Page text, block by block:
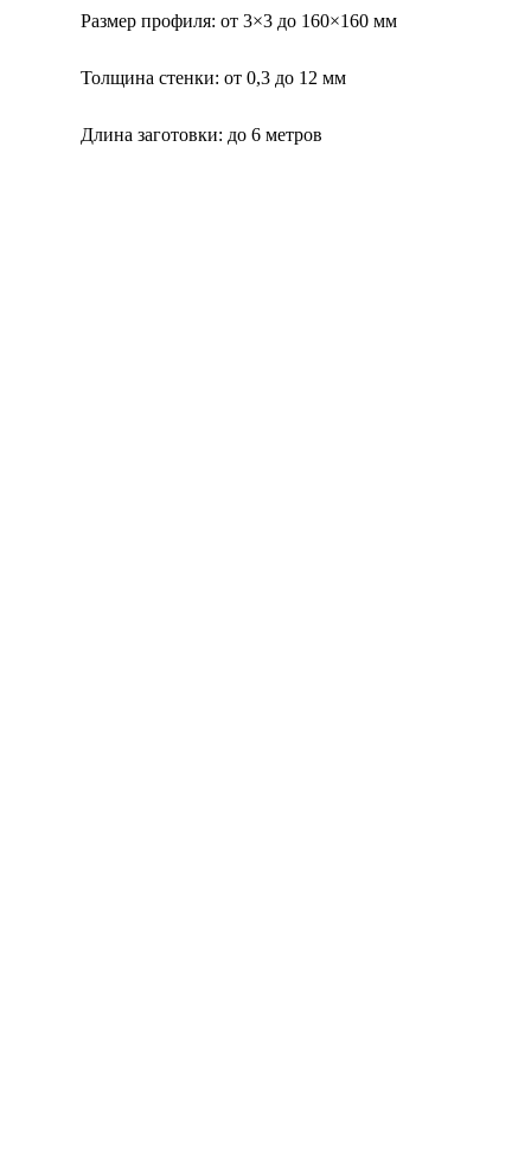
Размер профиля: от 3×3 до 160×160 мм
Толщина стенки: от 0,3 до 12 мм
Длина заготовки: до 6 метров